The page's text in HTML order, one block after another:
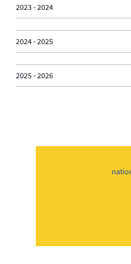
2023 - 2024
2024 - 2025
2025 - 2026